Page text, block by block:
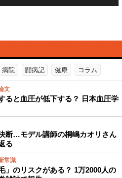
病院 闘病記 健康 コラム
文
ると血圧が低下する？ 日本血圧学
断…モデル講師の桐嶋カオリさん
る
常識
」のリスクがある？ 1万2000人の